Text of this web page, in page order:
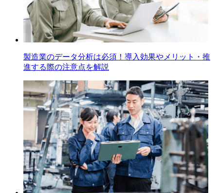
製造業のデータ分析は必須！導入効果やメリット・推
進する際の注意点を解説